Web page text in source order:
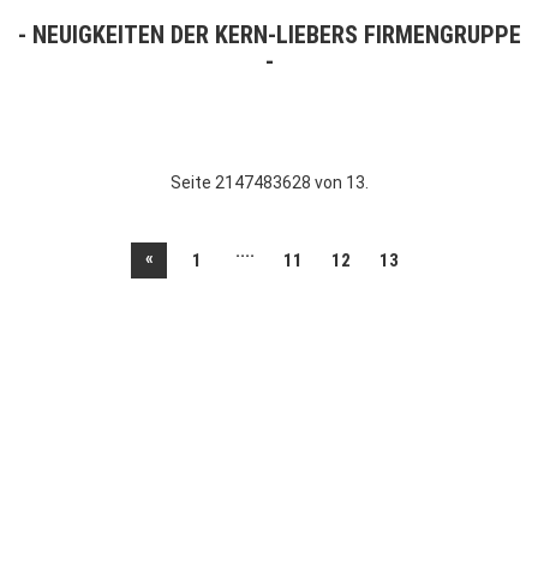
NEUIGKEITEN DER KERN-LIEBERS FIRMENGRUPPE
Seite 2147483628 von 13.
« 1 .... 11 12 13